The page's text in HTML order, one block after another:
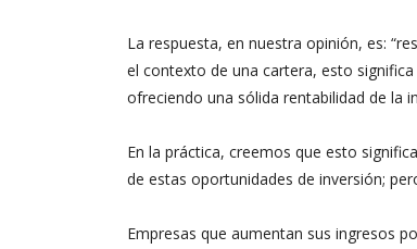
La respuesta, en nuestra opinión, es:
el contexto de una cartera, esto
ofreciendo una sólida rentabilidad de la
En la práctica, creemos que esto
de estas oportunidades de inversión;
Empresas que aumentan sus ingresos